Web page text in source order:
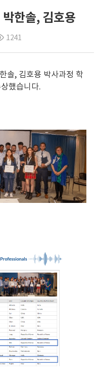
한솔, 김호용
1241
솔, 김호용 박사과정 학
했습니다.